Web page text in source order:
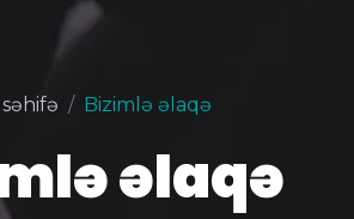
Bizimlə əlaqə
əlaqə